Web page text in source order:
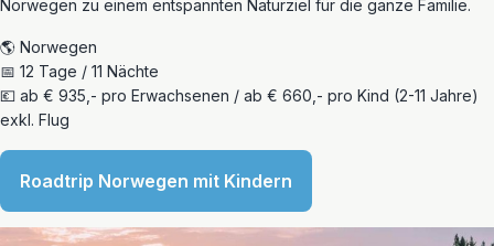
Norwegen zu einem entspannten Naturziel für die ganze Familie.
🌎 Norwegen
📅 12 Tage / 11 Nächte
💶 ab € 935,- pro Erwachsenen / ab € 660,- pro Kind (2-11 Jahre)
exkl. Flug
Roadtrip Norwegen mit Kindern